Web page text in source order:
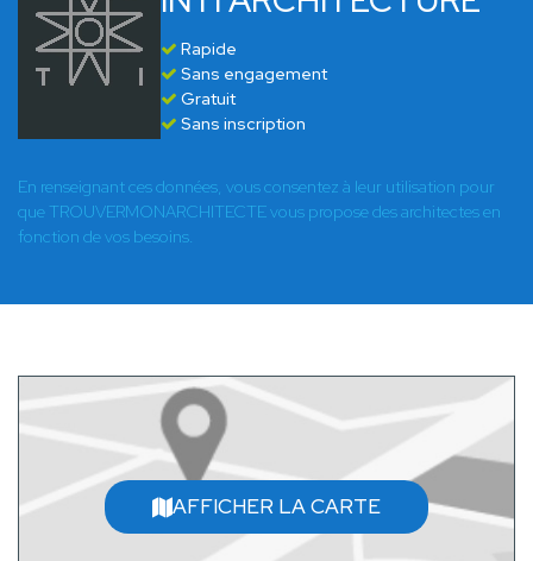
Rapide
Sans engagement
Gratuit
Sans inscription
En renseignant ces données, vous consentez à leur utilisation pour
que TROUVERMONARCHITECTE vous propose des architectes en
fonction de vos besoins.
AFFICHER LA CARTE